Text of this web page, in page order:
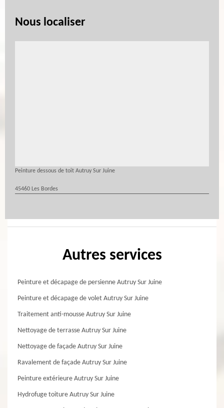
Nous localiser
Peinture dessous de toit Autruy Sur Juine
45460 Les Bordes
Autres services
Peinture et décapage de persienne Autruy Sur Juine
Peinture et décapage de volet Autruy Sur Juine
Traitement anti-mousse Autruy Sur Juine
Nettoyage de terrasse Autruy Sur Juine
Nettoyage de façade Autruy Sur Juine
Ravalement de façade Autruy Sur Juine
Peinture extérieure Autruy Sur Juine
Hydrofuge toiture Autruy Sur Juine